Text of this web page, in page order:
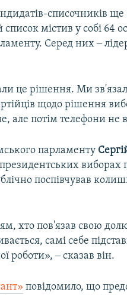
списочників ще
містив у собі 64
Серед них ‒
це рішення. Ми
щодо рішення
але потім телефони не
парламенту
виборах
поспівчував
хто пов'язав свою
самі себе
роботи», ‒ сказав він.
повідомило, що